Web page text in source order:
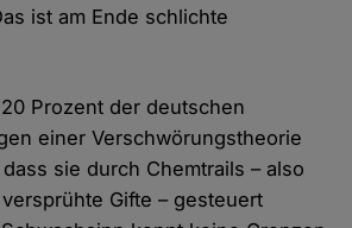
ist am Ende schlichte
Prozent der deutschen
einer Verschwörungstheorie
sie durch Chemtrails – also
Gifte – gesteuert